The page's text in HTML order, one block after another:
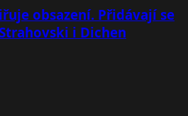
obsazení. Přidávají se
i Dichen